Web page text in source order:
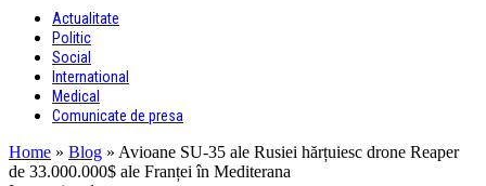
Actualitate
Politic
Social
International
Medical
Comunicate de presa
Home » Blog » Avioane SU-35 ale Rusiei hărțuiesc drone Reaper
de 33.000.000$ ale Franței în Mediterana